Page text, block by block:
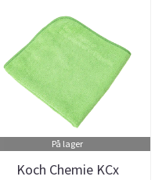
På lager
Koch Chemie KCx